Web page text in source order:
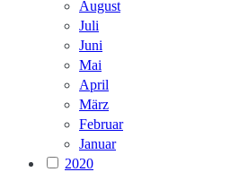
August
Juli
Juni
Mai
April
März
Februar
Januar
2020